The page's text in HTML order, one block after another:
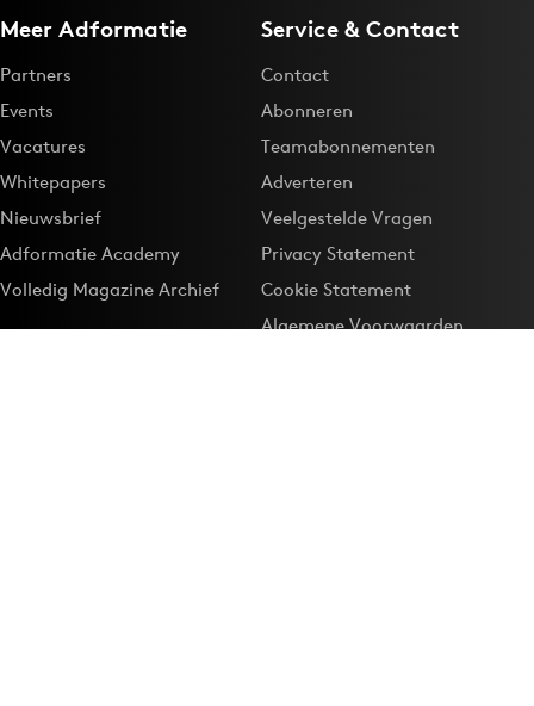
Meer Adformatie
Partners
Events
Vacatures
Whitepapers
Nieuwsbrief
Adformatie Academy
Volledig Magazine Archief
Service & Contact
Contact
Abonneren
Teamabonnementen
Adverteren
Veelgestelde Vragen
Privacy Statement
Cookie Statement
Algemene Voorwaarden